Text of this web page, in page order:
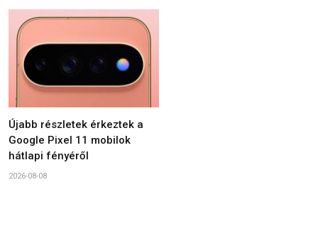
Újabb részletek érkeztek a
Google Pixel 11 mobilok
hátlapi fényéről
2026-08-08